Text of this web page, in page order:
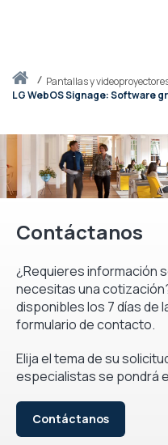
Iniciopantallas y
LG WebOS Signage: Software
Contáctanos
¿Requieres información
necesitas una
disponibles los 7 días de
formulario de contacto.
Elija el tema de su
especialistas se pondrá
Contáctanos